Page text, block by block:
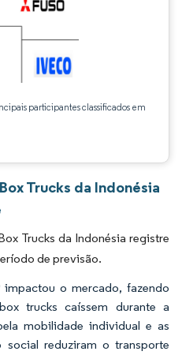
participantes classificados em
Trucks da Indonésia
Trucks da Indonésia registre
de previsão.
o mercado, fazendo
trucks caíssem durante a
mobilidade individual e as
social reduziram o transporte